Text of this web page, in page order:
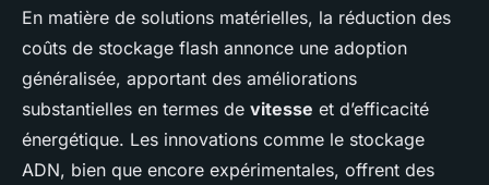
En matière de solutions matérielles, la réduction des
coûts de stockage flash annonce une adoption
généralisée, apportant des améliorations
substantielles en termes de vitesse et d’efficacité
énergétique. Les innovations comme le stockage
ADN, bien que encore expérimentales, offrent des